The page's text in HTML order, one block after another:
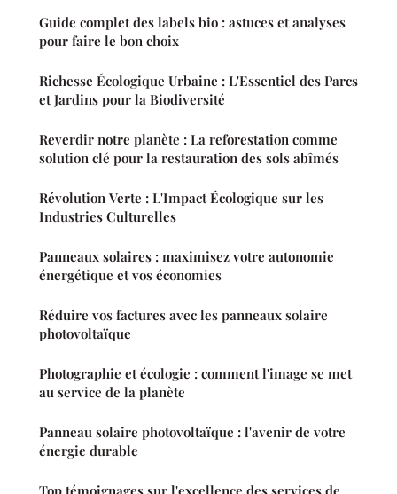
Guide complet des labels bio : astuces et analyses
pour faire le bon choix
Richesse Écologique Urbaine : L'Essentiel des Parcs
et Jardins pour la Biodiversité
Reverdir notre planète : La reforestation comme
solution clé pour la restauration des sols abîmés
Révolution Verte : L'Impact Écologique sur les
Industries Culturelles
Panneaux solaires : maximisez votre autonomie
énergétique et vos économies
Réduire vos factures avec les panneaux solaire
photovoltaïque
Photographie et écologie : comment l'image se met
au service de la planète
Panneau solaire photovoltaïque : l'avenir de votre
énergie durable